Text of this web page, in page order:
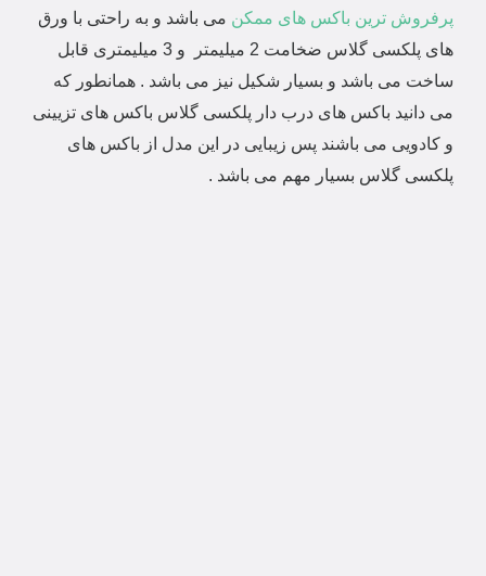
پرفروش ترین باکس های ممکن می باشد و به راحتی با ورق
های پلکسی گلاس ضخامت 2 میلیمتر و 3 میلیمتری قابل
ساخت می باشد و بسیار شکیل نیز می باشد . همانطور که
می دانید باکس های درب دار پلکسی گلاس باکس های تزیینی
و کادویی می باشند پس زیبایی در این مدل از باکس های
پلکسی گلاس بسیار مهم می باشد .